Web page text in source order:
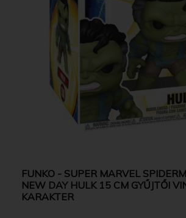
FUNKO - SUPER MARVEL
NEW DAY HULK 15 CM GYŰJTŐI
KARAKTER